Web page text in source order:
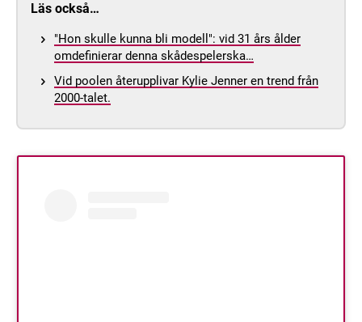
Läs också…
"Hon skulle kunna bli modell": vid 31 års ålder
omdefinierar denna skådespelerska…
Vid poolen återupplivar Kylie Jenner en trend från
2000-talet.